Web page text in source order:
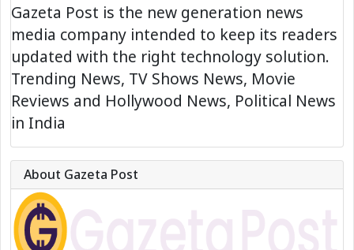
Gazeta Post is the new generation news
media company intended to keep its readers
updated with the right technology solution.
Trending News, TV Shows News, Movie
Reviews and Hollywood News, Political News
in India
About Gazeta Post